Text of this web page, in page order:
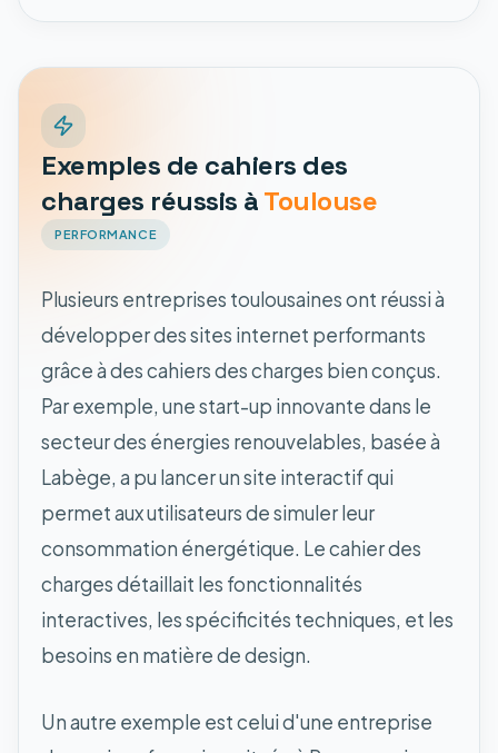
Exemples de cahiers des
charges réussis àToulouse
PERFORMANCE
Plusieurs entreprises toulousaines ont réussi à
développer des sites internet performants
grâce à des cahiers des charges bien conçus.
Par exemple, une start-up innovante dans le
secteur des énergies renouvelables, basée à
Labège, a pu lancer un site interactif qui
permet aux utilisateurs de simuler leur
consommation énergétique. Le cahier des
charges détaillait les fonctionnalités
interactives, les spécificités techniques, et les
besoins en matière de design.
Un autre exemple est celui d'une entreprise